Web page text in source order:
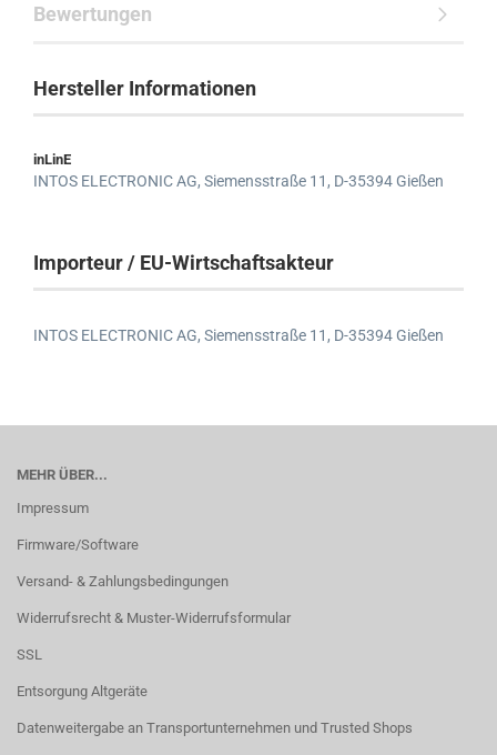
Bewertungen
Hersteller Informationen
inLinE
INTOS ELECTRONIC AG, Siemensstraße 11, D-35394 Gießen
Importeur / EU-Wirtschaftsakteur
INTOS ELECTRONIC AG, Siemensstraße 11, D-35394 Gießen
MEHR ÜBER...
Impressum
Firmware/Software
Versand- & Zahlungsbedingungen
Widerrufsrecht & Muster-Widerrufsformular
SSL
Entsorgung Altgeräte
Datenweitergabe an Transportunternehmen und Trusted Shops